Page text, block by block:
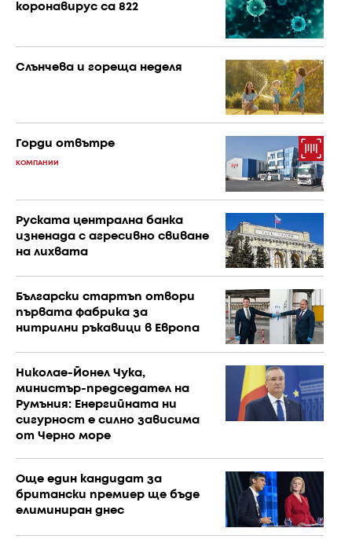
коронавирус са 822
Слънчева и гореща неделя
Горди отвътре
КОМПАНИИ
Руската централна банка
изненада с агресивно свиване
на лихвата
Български стартъп отвори
първата фабрика за
нитрилни ръкавици в Европа
Николае-Йонел Чука,
министър-председател на
Румъния: Енергийната ни
сигурност е силно зависима
от Черно море
Още един кандидат за
британски премиер ще бъде
елиминиран днес